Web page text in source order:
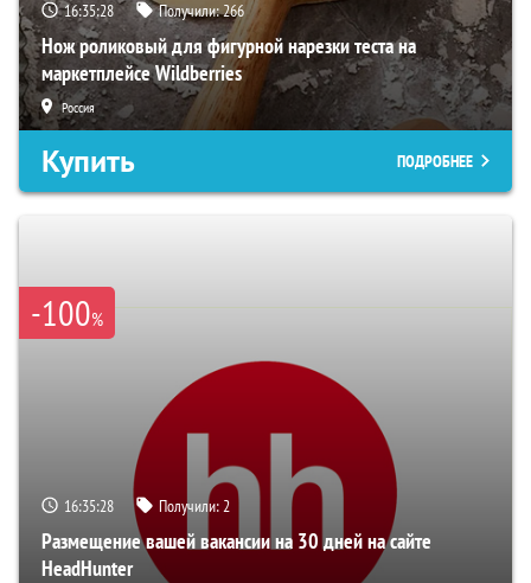
16:35:26 Получили:266
Нож роликовый для фигурной нарезки теста на
маркетплейсе Wildberries
Россия
Купить ПОДРОБНЕЕ
-100%
16:35:26 Получили:2
Размещение вашей вакансии на 30 дней на сайте
HeadHunter